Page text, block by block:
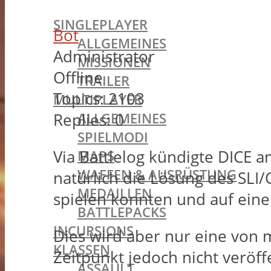
SINGLEPLAYER
ALLGEMEINES
MISSIONEN
TRAILER
MULTIPLAYER
ALLGEMEINES
SPIELMODI
MAPS
WAFFEN & AUSRÜSTUNG
MEDAILLEN
BATTLEPACKS
INCURSIONS
KLASSEN
Bot
Administrator
Offline
Topics: 2103
Replies: 0
Via Battlelog kündigte DICE
natürlich die Lösung des
spielen konnten und auf
Dies wird aber nur eine von
Zeitpunkt jedoch nicht